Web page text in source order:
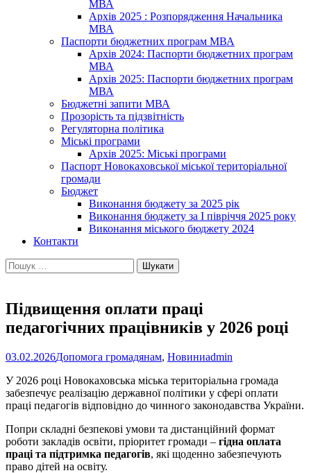
МВА
Архів 2025 : Розпорядження Начальника
МВА
Паспорти бюджетних програм МВА
Архів 2024: Паспорти бюджетних програм
МВА
Архів 2025: Паспорти бюджетних програм
МВА
Бюджетні запити МВА
Прозорість та підзвітність
Регуляторна політика
Міські програми
Архів 2025: Міські програми
Паспорт Новокаховської міської територіальної
громади
Бюджет
Виконання бюджету за 2025 рік
Виконання бюджету за І півріччя 2025 року
Виконання міського бюджету 2024
Контакти
Пошук:
Підвищення оплати праці
педагогічних працівників у 2026 році
03.02.2026Допомога громадянам, Новиниadmin
У 2026 році Новокаховська міська територіальна громада
забезпечує реалізацію державної політики у сфері оплати
праці педагогів відповідно до чинного законодавства України.
Попри складні безпекові умови та дистанційний формат
роботи закладів освіти, пріоритет громади – гідна оплата
праці та підтримка педагогів, які щоденно забезпечують
право дітей на освіту.